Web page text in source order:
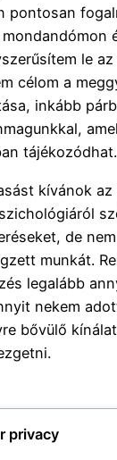
pontosan
le
célom a
inkább
tájékozódhat.
kívánok az
de
munkát.
legalább
nekem
bővülő
privacy